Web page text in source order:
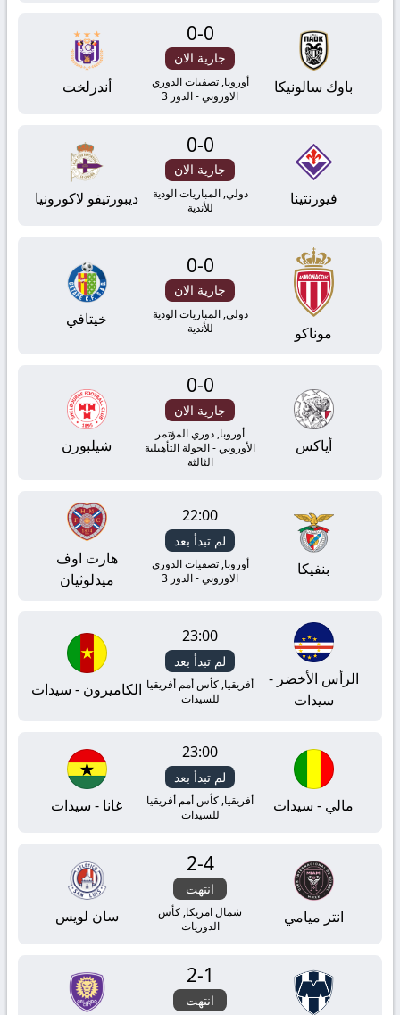
باوك سالونيكا
0
-
0
جارية الان
أوروبا, تصفيات الدوري
الاوروبي - الدور 3
أندرلخت
فيورنتينا
0
-
0
جارية الان
دولي, المباريات الودية
للأندية
ديبورتيفو لاكورونيا
موناكو
0
-
0
جارية الان
دولي, المباريات الودية
للأندية
خيتافي
أياكس
0
-
0
جارية الان
أوروبا, دوري المؤتمر
الأوروبي - الجولة التأهيلية
الثالثة
شيلبورن
بنفيكا
22:00
لم تبدأ بعد
أوروبا, تصفيات الدوري
الاوروبي - الدور 3
هارت اوف
ميدلوثيان
الرأس الأخضر -
سيدات
23:00
لم تبدأ بعد
أفريقيا, كأس أمم أفريقيا
للسيدات
الكاميرون - سيدات
مالي - سيدات
23:00
لم تبدأ بعد
أفريقيا, كأس أمم أفريقيا
للسيدات
غانا - سيدات
انتر ميامي
4
-
2
انتهت
شمال امريكا, كأس
الدوريات
سان لويس
1
-
2
انتهت